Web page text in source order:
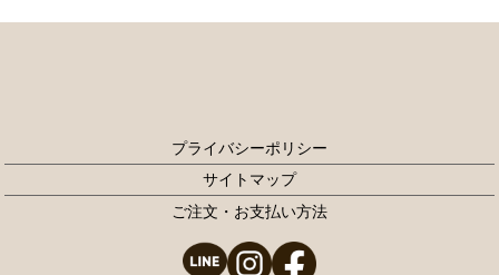
プライバシーポリシー
サイトマップ
ご注文・お支払い方法